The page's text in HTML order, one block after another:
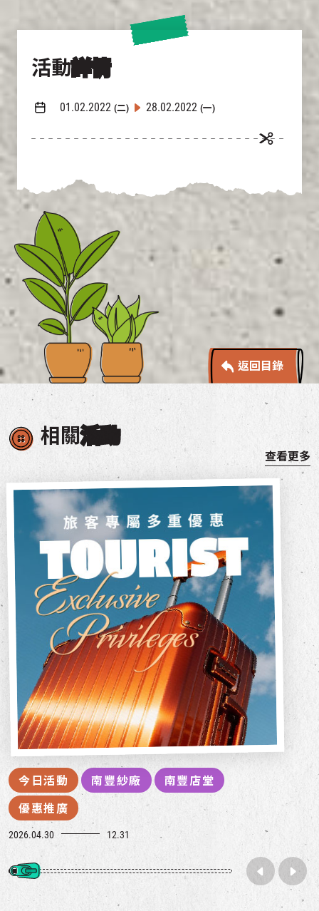
活動詳情
01.02.2022 (二) 28.02.2022 (一)
返回目錄
相關活動
查看更多
今日活動 南豐紗廠 南豐店堂
優惠推廣
2026.04.30 12.31